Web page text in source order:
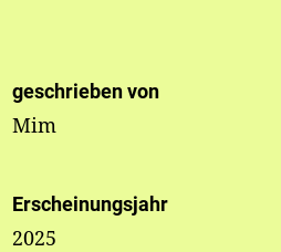
geschrieben von
Mim
Erscheinungsjahr
2025